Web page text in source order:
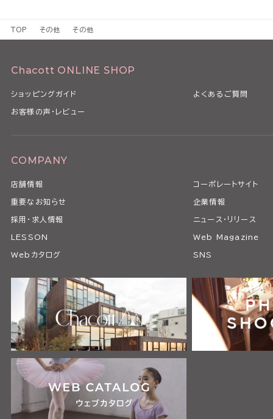
TOP その他 その他
Chacott ONLINE SHOP
ショッピングガイド よくあるご質問
お客様の声・レビュー
COMPANY
店舗情報 コーポレートサイト
重要なお知らせ 企業情報
採用・求人情報 ニュース・リリース
LESSON Web Magazine
Webカタログ SNS